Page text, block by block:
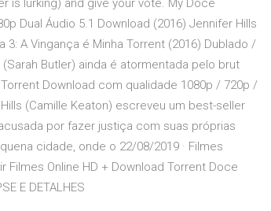
is lurking) and give your vote. My Doce
Dual Áudio 5.1 Download (2016) Jennifer Hills
A Vingança é Minha Torrent (2016) Dublado /
(Sarah Butler) ainda é atormentada pelo brut
Download com qualidade 1080p / 720p /
(Camille Keaton) escreveu um best-seller
por fazer justiça com suas próprias
cidade, onde o 22/08/2019 · Filmes
Online HD + Download Torrent Doce
E DETALHES